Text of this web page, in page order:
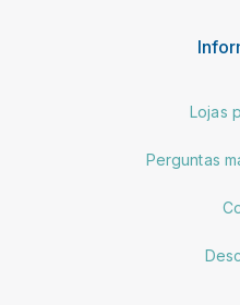
Lojas
Perguntas